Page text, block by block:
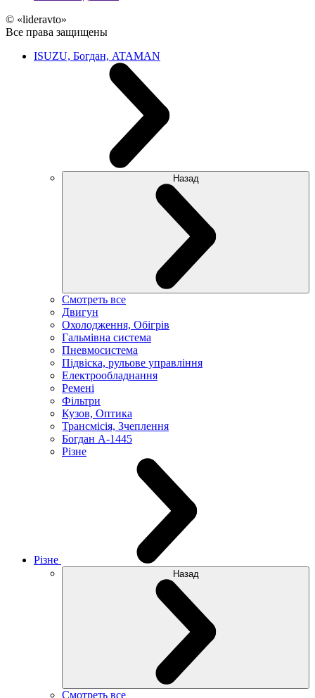
© «lideravto»
Все права защищены
ISUZU, Богдан, ATAMAN
Назад
Смотреть все
Двигун
Охолодження, Обігрів
Гальмівна система
Пневмосистема
Підвіска, рульове управління
Електрообладнання
Ремені
Фільтри
Кузов, Оптика
Трансмісія, Зчеплення
Богдан А-1445
Різне
Різне
Назад
Смотреть все